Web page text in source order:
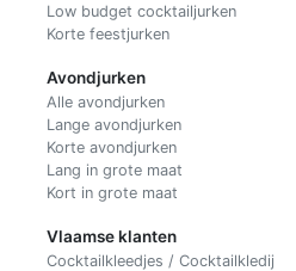
Low budget cocktailjurken
Korte feestjurken
Avondjurken
Alle avondjurken
Lange avondjurken
Korte avondjurken
Lang in grote maat
Kort in grote maat
Vlaamse klanten
Cocktailkleedjes / Cocktailkledij